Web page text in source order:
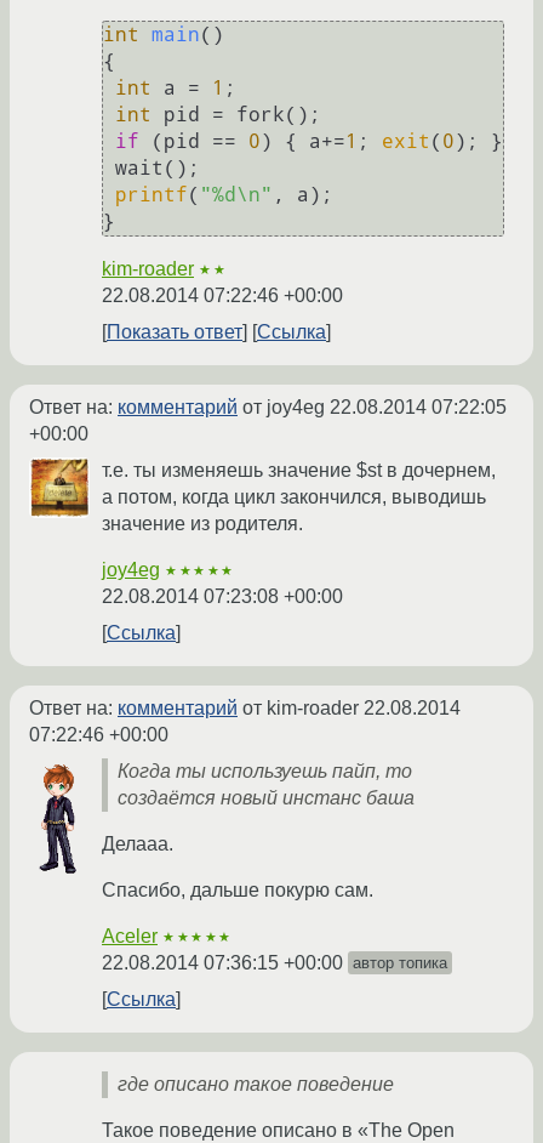
int main()
{
int
a = 1 ;
int
pid = fork();
if (pid == 0) { a+=1 ; exit ( 0); }
printf( "%d\n" , a);
kim-roader ★★
22.08.2014 07:22:46 +00:00
Показать ответ
Ссылка
Ответ на: комментарий от joy4eg 22.08.2014 07:22:05
+00:00
т.е. ты изменяешь значение $st в дочернем,
а потом, когда цикл закончился, выводишь
значение из родителя.
joy4eg ★★★★★
22.08.2014 07:23:08 +00:00
Ссылка
Ответ на: комментарий от kim-roader 22.08.2014
07:22:46 +00:00
Когда ты используешь пайп, то
создаётся новый инстанс баша
Делааа.
Спасибо, дальше покурю сам.
Aceler ★★★★★
22.08.2014 07:36:15 +00:00 автор топика
Ссылка
где описано такое поведение
Такое поведение описано в «The Open